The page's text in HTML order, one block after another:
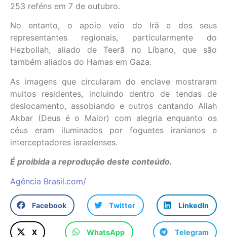
253 reféns em 7 de outubro.
No entanto, o apoio veio do Irã e dos seus
representantes regionais, particularmente do
Hezbollah, aliado de Teerã no Líbano, que são
também aliados do Hamas em Gaza.
As imagens que circularam do enclave mostraram
muitos residentes, incluindo dentro de tendas de
deslocamento, assobiando e outros cantando Allah
Akbar (Deus é o Maior) com alegria enquanto os
céus eram iluminados por foguetes iranianos e
interceptadores israelenses.
É proibida a reprodução deste conteúdo.
Agência Brasil.com/
Facebook Twitter LinkedIn
X WhatsApp Telegram